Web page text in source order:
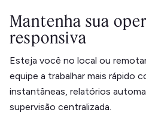
Mantenha sua
responsiva
Esteja você no local ou
equipe a trabalhar mais rápido
instantâneas, relatórios
supervisão centralizada.